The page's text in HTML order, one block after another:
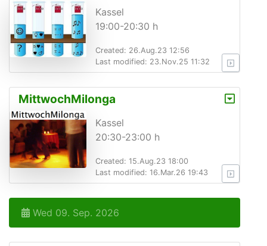
Kassel
19:00-20:30 h
Created: 26.Aug.23 12:56
Last modified: 23.Nov.25 11:32
MittwochMilonga
Kassel
20:30-23:00 h
Created: 15.Aug.23 18:00
Last modified: 16.Mar.26 19:43
Wed 09. Sep. 2026